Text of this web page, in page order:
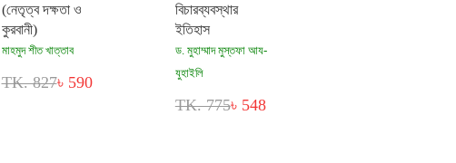
(নেতৃত্ব দক্ষতা ও
কুরবানী)
মাহমুদ শীত খাত্তাব
TK. 827৳ 590
বিচারব্যবস্থার
ইতিহাস
ড. মুহাম্মাদ মুস্তফা আয-
যুহাইলি
TK. 775৳ 548